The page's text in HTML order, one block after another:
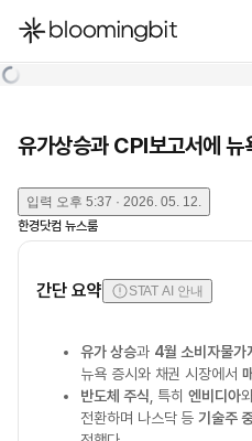
한국어
유가상승과 CPI보고서에 뉴
입력 오후 5:37 · 2026. 05. 12.
한경닷컴 뉴스룸
간단 요약 STAT AI 안내
유가 상승과 4월 소비자물
뉴욕 증시와 채권 시장에서
반도체 주식 , 특히엔비디아
전환하며 나스닥 등기술주